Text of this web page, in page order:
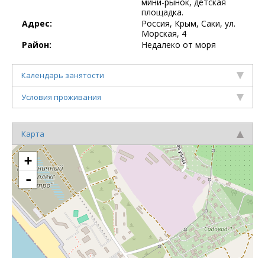
площадка.
Адрес:
Россия, Крым, Саки, ул.
Морская, 4
Район:
Недалеко от моря
Календарь занятости
Условия проживания
Карта
+
-